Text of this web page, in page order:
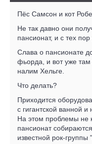
Пёс Самсон и кот
Не так давно они
пансионат, и с тех
Слава о пансионате
фьорда, и вот уже там
налим Хельге.
Что делать?
Приходится
с гигантской ванной
На этом проблемы не
пансионат
известной рок-группы